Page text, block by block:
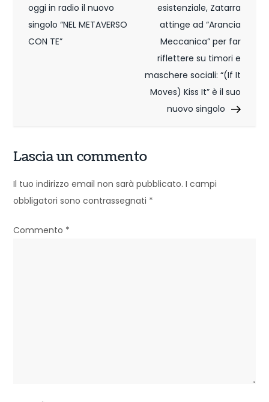
v
i
o
n
e
a
oggi in radio il nuovo
singolo “NEL METAVERSO
CON TE”
esistenziale, Zatarra
attinge ad “Arancia
Meccanica” per far
riflettere su timori e
maschere sociali: “(If It
Moves) Kiss It” è il suo
nuovo singolo
Lascia un commento
Il tuo indirizzo email non sarà pubblicato. I campi
obbligatori sono contrassegnati *
Commento *